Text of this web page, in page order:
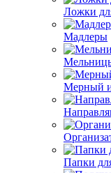
Ложки
Мадлеры
Мерный
Папки